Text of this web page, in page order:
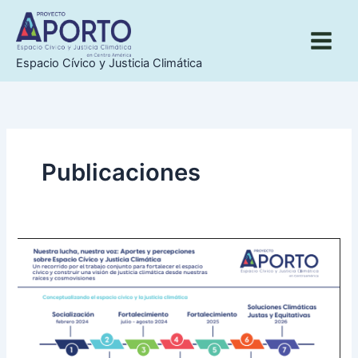
contenido
Espacio Cívico y Justicia Climática
Publicaciones
Nuestra
lucha,
nuestra
Aportes